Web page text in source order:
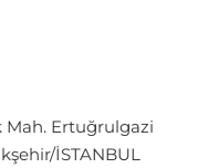
Mah. Ertuğrulgazi
İSTANBUL